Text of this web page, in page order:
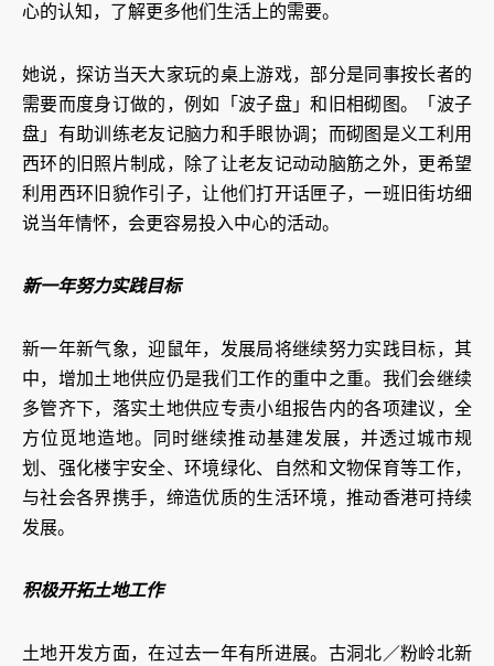
心的认知，了解更多他们生活上的需要。
她说，探访当天大家玩的桌上游戏，部分是同事按长者的
需要而度身订做的，例如「波子盘」和旧相砌图。「波子
盘」有助训练老友记脑力和手眼协调；而砌图是义工利用
西环的旧照片制成，除了让老友记动动脑筋之外，更希望
利用西环旧貌作引子，让他们打开话匣子，一班旧街坊细
说当年情怀，会更容易投入中心的活动。
新一年努力实践目标
新一年新气象，迎鼠年，发展局将继续努力实践目标，其
中，增加土地供应仍是我们工作的重中之重。我们会继续
多管齐下，落实土地供应专责小组报告内的各项建议，全
方位觅地造地。同时继续推动基建发展，并透过城市规
划、强化楼宇安全、环境绿化、自然和文物保育等工作，
与社会各界携手，缔造优质的生活环境，推动香港可持续
发展。
积极开拓土地工作
土地开发方面，在过去一年有所进展。古洞北／粉岭北新